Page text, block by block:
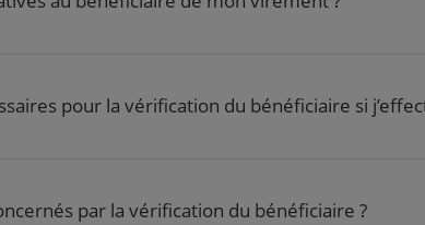
pour la vérification du bénéficiaire si
par la vérification du bénéficiaire ?